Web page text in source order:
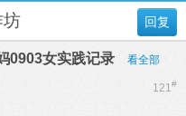
回复
坊
0903女实践记录 看全部
121#